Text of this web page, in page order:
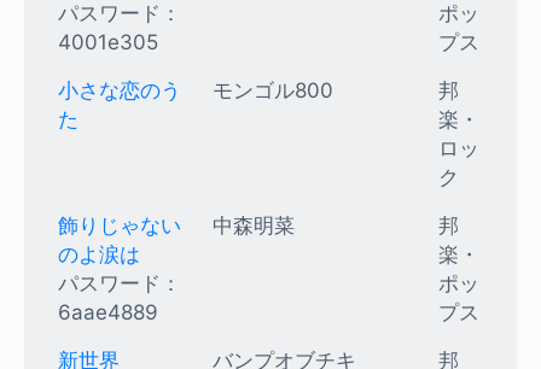
パスワード：
4001e305
ポッ
プス
小さな恋のう
た
モンゴル800
邦
楽・
ロッ
ク
飾りじゃない
のよ涙は
パスワード：
6aae4889
中森明菜
邦
楽・
ポッ
プス
新世界
バンプオブチキ 邦